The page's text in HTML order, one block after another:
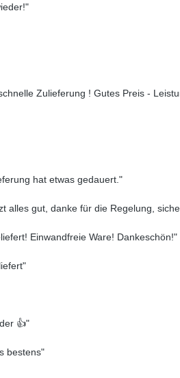
Zulieferung ! Gutes Preis -
hat etwas gedauert."
alles gut, danke für die Regelung,
Einwandfreie Ware! Dankeschön!"
👍"
bestens"